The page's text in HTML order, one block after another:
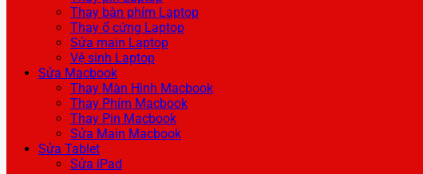
Thay bàn phím Laptop
Thay ổ cứng Laptop
Sửa main Laptop
Vệ sinh Laptop
Sửa Macbook
Thay Màn Hình Macbook
Thay Phím Macbook
Thay Pin Macbook
Sửa Main Macbook
Sửa Tablet
Sửa iPad